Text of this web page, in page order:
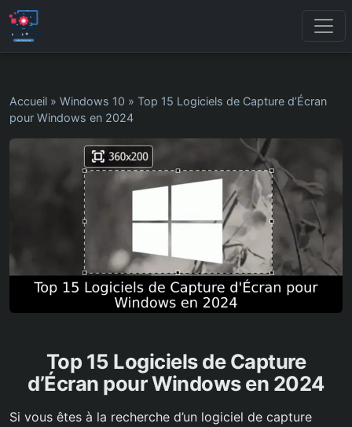
Accueil » Windows 10 » Top 15 Logiciels de Capture d’Écran
pour Windows en 2024
Top 15 Logiciels de Capture
d’Écran pour Windows en 2024
Si vous êtes à la recherche d’un logiciel de capture